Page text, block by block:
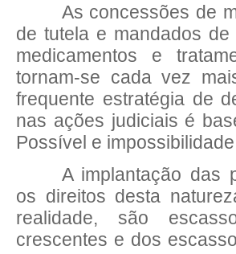
As concessões de
de tutela e mandados
medicamentos e
tornam-se cada vez
frequente estratégia de
nas ações judiciais é
Possível e
A implantação das
os direitos desta
realidade, são
crescentes e dos